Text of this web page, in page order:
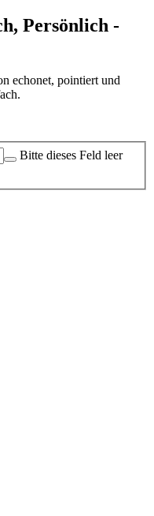
Persönlich -
echonet, pointiert und
Bitte dieses Feld leer